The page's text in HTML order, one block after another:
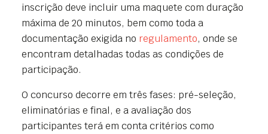
inscrição deve incluir uma maquete com duração
máxima de 20 minutos, bem como toda a
documentação exigida no regulamento, onde se
encontram detalhadas todas as condições de
participação.
O concurso decorre em três fases: pré-seleção,
eliminatórias e final, e a avaliação dos
participantes terá em conta critérios como